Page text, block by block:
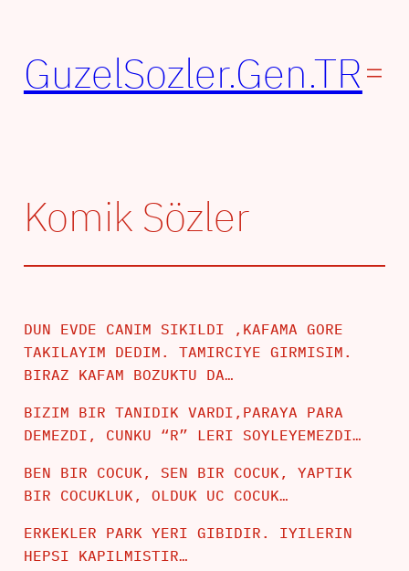
GuzelSozler.Gen.TR
Komik Sözler
DUN EVDE CANIM SIKILDI ,KAFAMA GORE
TAKILAYIM DEDIM. TAMIRCIYE GIRMISIM.
BIRAZ KAFAM BOZUKTU DA…
BIZIM BIR TANIDIK VARDI,PARAYA PARA
DEMEZDI, CUNKU “R” LERI SOYLEYEMEZDI…
BEN BIR COCUK, SEN BIR COCUK, YAPTIK
BIR COCUKLUK, OLDUK UC COCUK…
ERKEKLER PARK YERI GIBIDIR. IYILERIN
HEPSI KAPILMISTIR…